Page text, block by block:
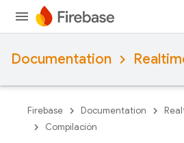
Documentation
Firebase Documentation
Compilación